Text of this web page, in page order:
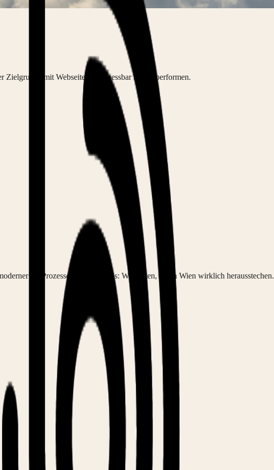
mit Webseiten, die messbar besser performen.
KI-Prozesse. Das Ergebnis: Webseiten, die in Wien wirklich herausstechen.